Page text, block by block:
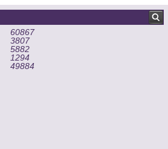
60867
3807
5882
1294
49884